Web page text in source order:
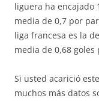
liguera ha encajado
media de 0,7 por
liga francesa es la
media de 0,68
Si usted acarició
muchos más datos